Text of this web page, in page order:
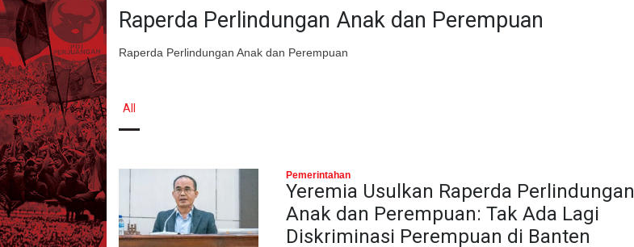
Raperda Perlindungan Anak dan Perempuan
Raperda Perlindungan Anak dan Perempuan
All
Pemerintahan
Yeremia Usulkan Raperda Perlindungan
Anak dan Perempuan: Tak Ada Lagi
Diskriminasi Perempuan di Banten